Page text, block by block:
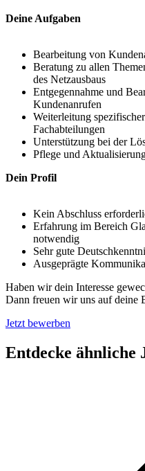
Deine Aufgaben
Bearbeitung von
Beratung zu allen
des Netzausbaus
Entgegennahme und
Kundenanrufen
Weiterleitung
Fachabteilungen
Unterstützung bei der
Pflege und
Dein Profil
Kein Abschluss
Erfahrung im Bereich
notwendig
Sehr gute
Ausgeprägte
Haben wir dein Interesse
Dann freuen wir uns auf deine
Jetzt bewerben
Entdecke ähnliche